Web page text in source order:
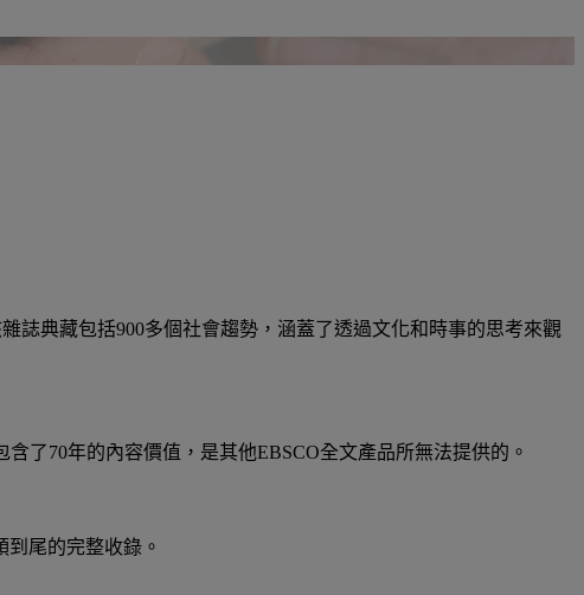
誌典藏包括900多個社會趨勢，涵蓋了透過文化和時事的思考來觀
了70年的內容價值，是其他EBSCO全文產品所無法提供的。
到尾的完整收錄。